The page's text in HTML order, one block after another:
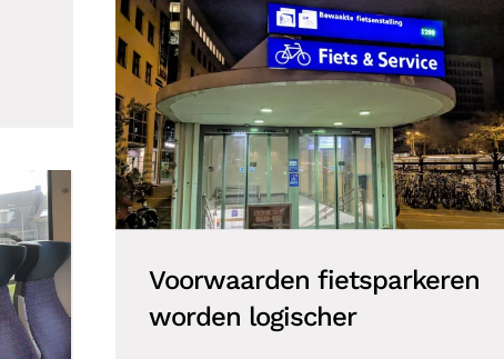
Voorwaarden fietsparkeren
worden logischer